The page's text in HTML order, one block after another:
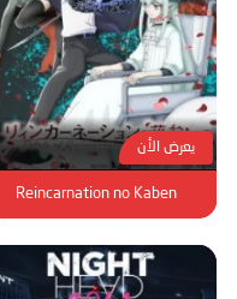
يعرض الأن
Reincarnation no Kaben